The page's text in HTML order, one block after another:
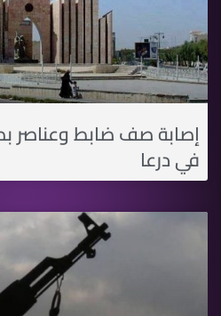
إصابة صف ضابط وعناصر
في درعا